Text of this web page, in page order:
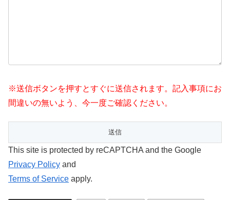
※送信ボタンを押すとすぐに送信されます。記入事項にお
間違いの無いよう、今一度ご確認ください。
This site is protected by reCAPTCHA and the Google
Privacy Policy and
Terms of Service apply.